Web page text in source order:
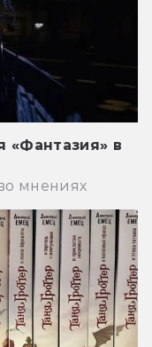
«Фантазия» в
мнениях